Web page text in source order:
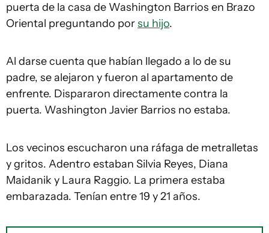
puerta de la casa de Washington Barrios en Brazo
Oriental preguntando porsu hijo.
Al darse cuenta que habían llegado a lo de su
padre, se alejaron y fueron al apartamento de
enfrente. Dispararon directamente contra la
puerta. Washington Javier Barrios no estaba.
Los vecinos escucharon una ráfaga de metralletas
y gritos. Adentro estaban Silvia Reyes, Diana
Maidanik y Laura Raggio. La primera estaba
embarazada. Tenían entre 19 y 21 años.